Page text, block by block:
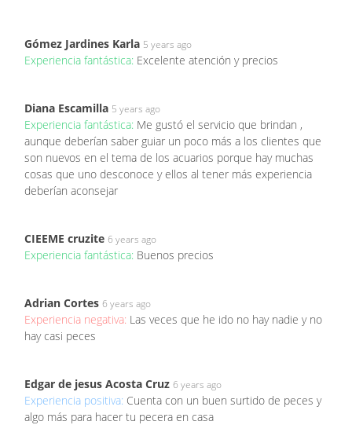
Gómez Jardines Karla 5 years ago
Experiencia fantástica: Excelente atención y precios
Diana Escamilla 5 years ago
Experiencia fantástica: Me gustó el servicio que brindan ,
aunque deberían saber guiar un poco más a los clientes que
son nuevos en el tema de los acuarios porque hay muchas
cosas que uno desconoce y ellos al tener más experiencia
deberían aconsejar
CIEEME cruzite 6 years ago
Experiencia fantástica: Buenos precios
Adrian Cortes 6 years ago
Experiencia negativa: Las veces que he ido no hay nadie y no
hay casi peces
Edgar de jesus Acosta Cruz 6 years ago
Experiencia positiva: Cuenta con un buen surtido de peces y
algo más para hacer tu pecera en casa